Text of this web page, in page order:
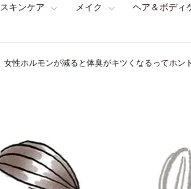
スキンケア メイク ヘア＆ボディ
女性ホルモンが減ると体臭がキツくなるってホ